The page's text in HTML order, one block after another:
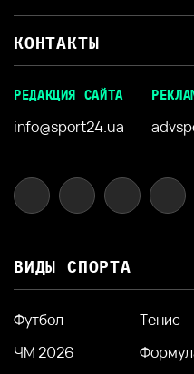
КОНТАКТЫ
РЕДАКЦИЯ САЙТА
info@sport24.ua
ВИДЫ СПОРТА
Футбол Тенис
ЧМ 2026